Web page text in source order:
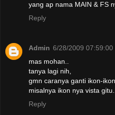
yang ap nama MAIN & FS
Reply
Admin 6/28/2009 07:59:00
mas mohan..
tanya lagi nih,
gmn caranya ganti ikon-
misalnya ikon nya vista
Reply